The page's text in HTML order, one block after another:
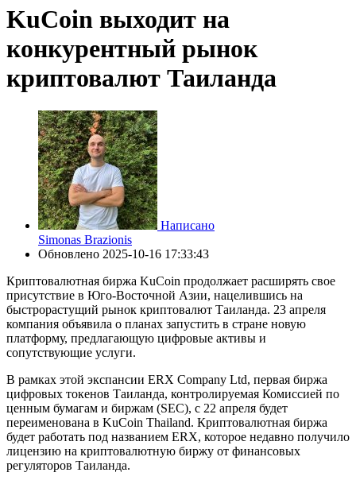
KuCoin выходит на
конкурентный рынок
криптовалют Таиланда
Написано
Simonas Brazionis
Обновлено 2025-10-16 17:33:43
Криптовалютная биржа KuCoin продолжает расширять свое
присутствие в Юго-Восточной Азии, нацелившись на
быстрорастущий рынок криптовалют Таиланда. 23 апреля
компания объявила о планах запустить в стране новую
платформу, предлагающую цифровые активы и
сопутствующие услуги.
В рамках этой экспансии ERX Company Ltd, первая биржа
цифровых токенов Таиланда, контролируемая Комиссией по
ценным бумагам и биржам (SEC), с 22 апреля будет
переименована в KuCoin Thailand. Криптовалютная биржа
будет работать под названием ERX, которое недавно получило
лицензию на криптовалютную биржу от финансовых
регуляторов Таиланда.